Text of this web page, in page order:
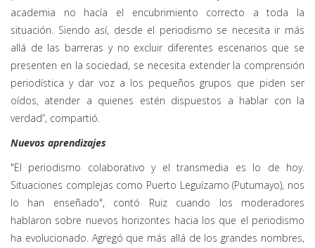
academia no hacía el encubrimiento correcto a toda la
situación. Siendo así, desde el periodismo se necesita ir más
allá de las barreras y no excluir diferentes escenarios que se
presenten en la sociedad, se necesita extender la comprensión
periodística y dar voz a los pequeños grupos que piden ser
oídos, atender a quienes estén dispuestos a hablar con la
verdad”, compartió.
Nuevos aprendizajes
"El periodismo colaborativo y el transmedia es lo de hoy.
Situaciones complejas como Puerto Leguízamo (Putumayo), nos
lo han enseñado", contó Ruiz cuando los moderadores
hablaron sobre nuevos horizontes hacia los que el periodismo
ha evolucionado. Agregó que más allá de los grandes nombres,